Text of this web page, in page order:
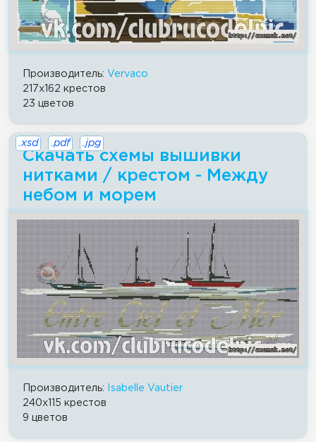
Производитель: Vervaco
217x162 крестов
23 цветов
Скачать схемы вышивки
нитками / крестом - Между
небом и морем
.xsd .pdf .jpg
Производитель:
Isabelle Vautier
240x115 крестов
9 цветов